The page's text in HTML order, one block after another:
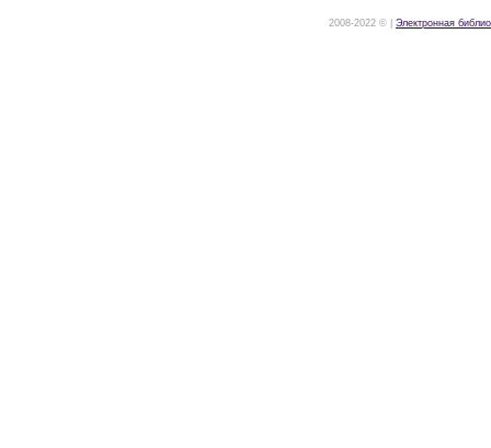
2008-2022 © | Электронная